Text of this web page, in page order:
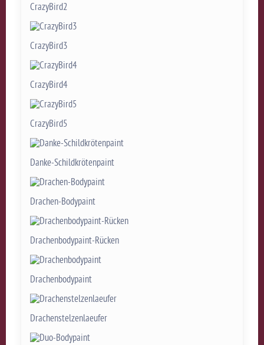
CrazyBird2
CrazyBird3
CrazyBird4
CrazyBird5
Danke-Schildkrötenpaint
Drachen-Bodypaint
Drachenbodypaint-Rücken
Drachenbodypaint
Drachenstelzenlaeufer